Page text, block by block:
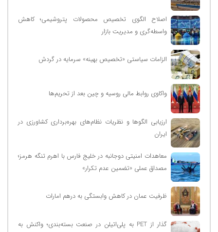
اصلاح الگوی تخصیص محصولات پتروشیمی؛ کاهش
واسطه‌گری و مدیریت بازار
الزامات سیاستی «تخصیص بهینه» سرمایه در گردش
واکاوی روابط مالی روسیه و چین بعد از تحریم‌ها
ارزیابی الگوها و نظریات نظام‌های بهره‌برداری کشاورزی در
ایران
معاهدات امنیتی دوجانبه در خلیج فارس با اهرم تنگه هرمز؛
مصداق عملی «تضمین عدم تکرار»
ظرفیت عمان در کاهش وابستگی به درهم امارات
گذار از PET به پلی‌اتیلن در صنعت بسته‌بندی؛ واکنش به